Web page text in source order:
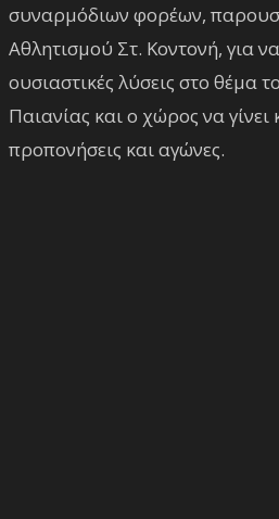
συναρμόδιων φορέων,
Αθλητισμού Στ. Κοντονή, για
ουσιαστικές λύσεις στο θέμα
Παιανίας και ο χώρος να γίνει
προπονήσεις και αγώνες.